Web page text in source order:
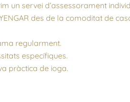
un servei d’assessorament
des de la comoditat de
regularment.
específiques.
pràctica de ioga.